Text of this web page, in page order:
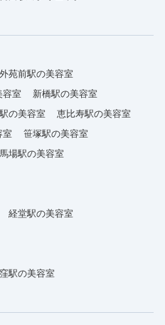
外苑前駅の美容室
容室
新橋駅の美容室
の美容室
恵比寿駅の美容室
室
笹塚駅の美容室
場駅の美容室
経堂駅の美容室
駅の美容室